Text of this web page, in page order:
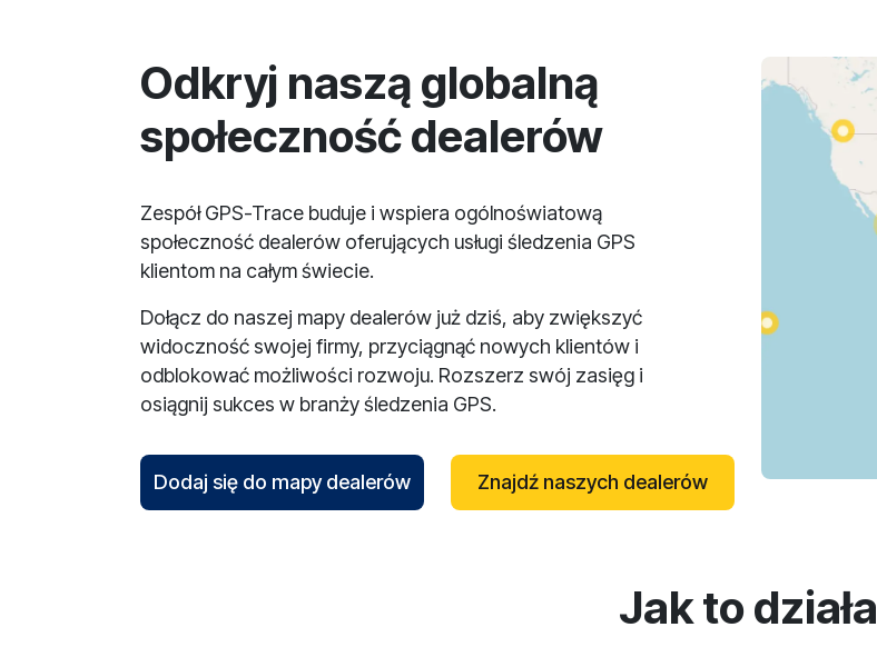
Odkryj naszą globalną
społeczność dealerów
Zespół GPS-Trace buduje i wspiera ogólnoświatową
społeczność dealerów oferujących usługi śledzenia GPS
klientom na całym świecie.
Dołącz do naszej mapy dealerów już dziś, aby zwiększyć
widoczność swojej firmy, przyciągnąć nowych klientów i
odblokować możliwości rozwoju. Rozszerz swój zasięg i
osiągnij sukces w branży śledzenia GPS.
Dodaj się do mapy dealerów Znajdź naszych dealerów
Jak to działa